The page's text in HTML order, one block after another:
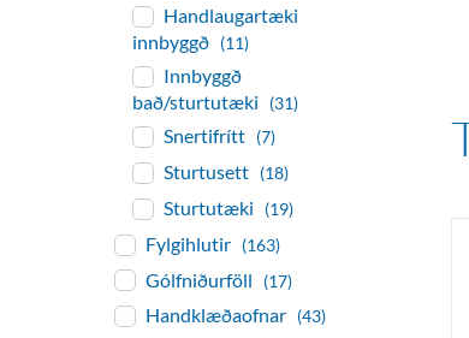
Handlaugartæki
innbyggð (11)
Innbyggð
bað/sturtutæki
(31)
Snertifrítt (7)
Sturtusett (18)
Sturtutæki (19)
Fylgihlutir (163)
Gólfniðurföll (17)
Handklæðaofnar (43)